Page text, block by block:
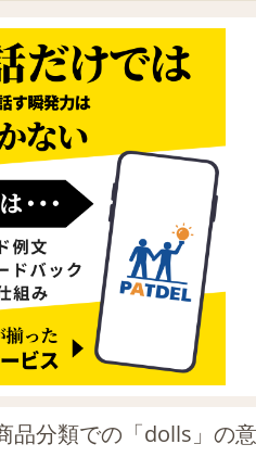
品分類での「dolls」の